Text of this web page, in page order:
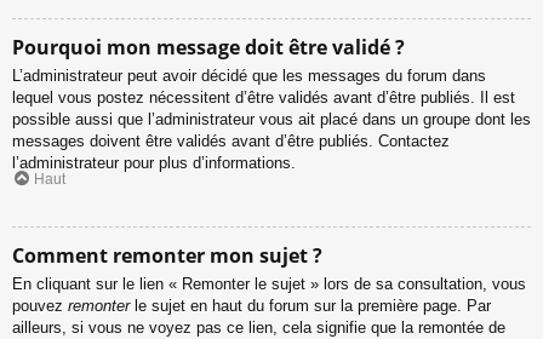
Pourquoi mon message doit être validé ?
L’administrateur peut avoir décidé que les messages du forum dans
lequel vous postez nécessitent d’être validés avant d’être publiés. Il est
possible aussi que l’administrateur vous ait placé dans un groupe dont les
messages doivent être validés avant d’être publiés. Contactez
l’administrateur pour plus d’informations.
Haut
Comment remonter mon sujet ?
En cliquant sur le lien « Remonter le sujet » lors de sa consultation, vous
pouvez remonterle sujet en haut du forum sur la première page. Par
ailleurs, si vous ne voyez pas ce lien, cela signifie que la remontée de